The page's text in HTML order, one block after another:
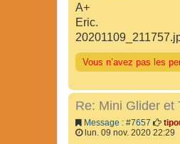
A+
Eric.
Vous n’avez pas les
Re: Mini Glider et
Message : #7657
lun. 09 nov. 2020 22:29